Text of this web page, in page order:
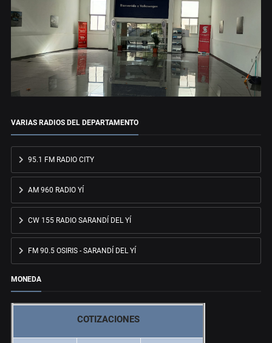
VARIAS RADIOS DEL DEPARTAMENTO
95.1 FM RADIO CITY
AM 960 RADIO YÍ
CW 155 RADIO SARANDÍ DEL YÍ
FM 90.5 OSIRIS - SARANDÍ DEL YÍ
MONEDA
COTIZACIONES